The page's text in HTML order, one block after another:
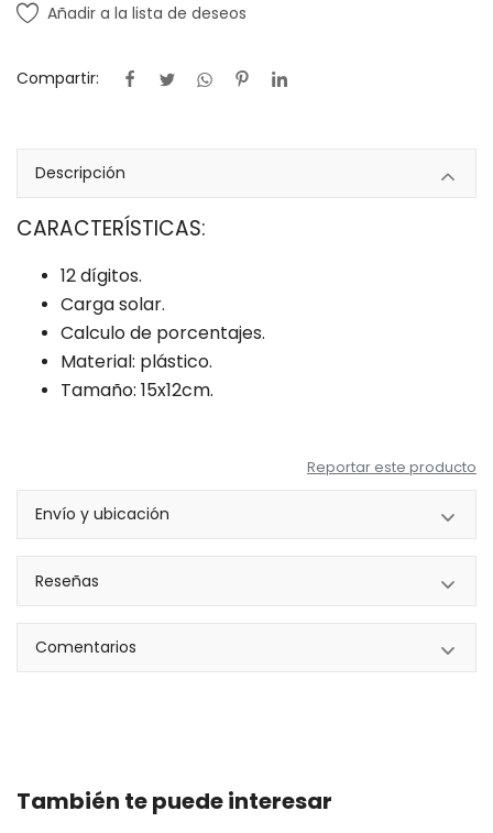
Añadir a la lista de deseos
Compartir:
Descripción
CARACTERÍSTICAS:
12 dígitos.
Carga solar.
Calculo de porcentajes.
Material: plástico.
Tamaño: 15x12cm.
Reportar este producto
Envío y ubicación
Reseñas
Comentarios
También te puede interesar